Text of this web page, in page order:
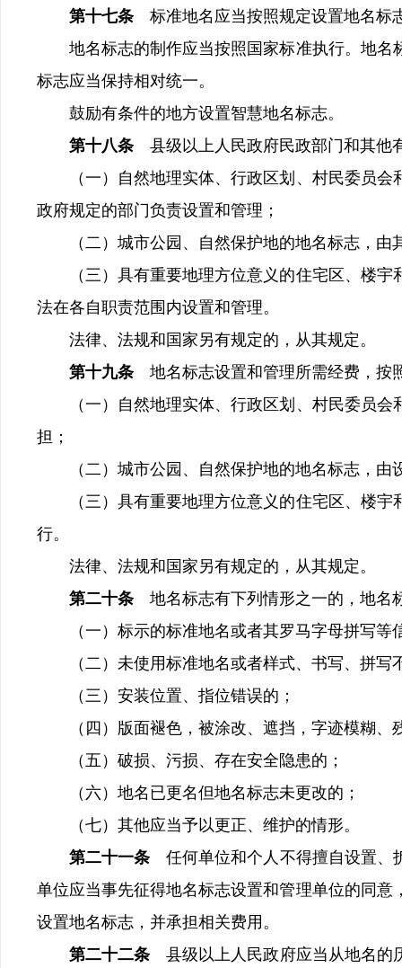
第十七条
标准地名应当按照规定设置地名标
地名标志的制作应当按照国家标准执行。地名
标志应当保持相对统一。
鼓励有条件的地方设置智慧地名标志。
第十八条
县级以上人民政府民政部门和其他
（一）自然地理实体、行政区划、村民委员会
政府规定的部门负责设置和管理；
（二）城市公园、自然保护地的地名标志，由
（三）具有重要地理方位意义的住宅区、楼宇
法在各自职责范围内设置和管理。
法律、法规和国家另有规定的，从其规定。
第十九条
地名标志设置和管理所需经费，按
（一）自然地理实体、行政区划、村民委员会
担；
（二）城市公园、自然保护地的地名标志，由
（三）具有重要地理方位意义的住宅区、楼宇
行。
法律、法规和国家另有规定的，从其规定。
第二十条
地名标志有下列情形之一的，地名
（一）标示的标准地名或者其罗马字母拼写等
（二）未使用标准地名或者样式、书写、拼写
（三）安装位置、指位错误的；
（四）版面褪色，被涂改、遮挡，字迹模糊、
（五）破损、污损、存在安全隐患的；
（六）地名已更名但地名标志未更改的；
（七）其他应当予以更正、维护的情形。
第二十一条
任何单位和个人不得擅自设置、
单位应当事先征得地名标志设置和管理单位的同
设置地名标志，并承担相关费用。
第二十二条
县级以上人民政府应当从地名的